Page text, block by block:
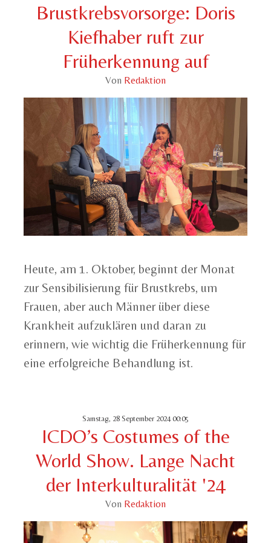
Brustkrebsvorsorge: Doris
Kiefhaber ruft zur
Früherkennung auf
Von Redaktion
Heute, am 1. Oktober, beginnt der Monat
zur Sensibilisierung für Brustkrebs, um
Frauen, aber auch Männer über diese
Krankheit aufzuklären und daran zu
erinnern, wie wichtig die Früherkennung für
eine erfolgreiche Behandlung ist.
Samstag, 28 September 2024 00:05
ICDO’s Costumes of the
World Show. Lange Nacht
der Interkulturalität '24
Von Redaktion